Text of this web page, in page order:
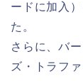
ードに加入
た。
さらに、バ
ズ・トラフ